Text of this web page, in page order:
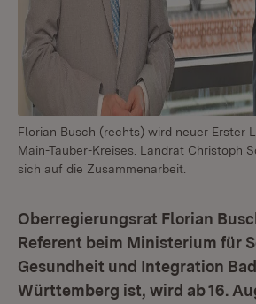
Florian Busch (rechts) wird neuer Erster
Main-Tauber-Kreises. Landrat Christoph
sich auf die Zusammenarbeit.
Oberregierungsrat Florian
Referent beim Ministerium für
Gesundheit und Integration
Württemberg ist, wird ab 16.